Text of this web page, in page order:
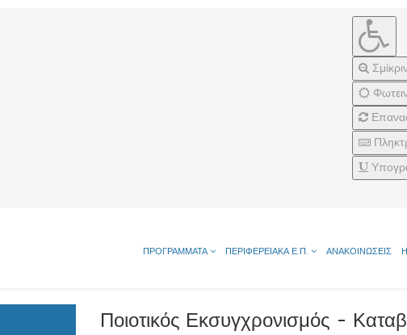
ΠΡΟΓΡΑΜΜΑΤΑ ΠΕΡΙΦΕΡΕΙΑΚΑ Ε.Π. ΑΝΑΚΟΙΝΩΣΕΙΣ
Ποιοτικός Εκσυγχρονισμός -